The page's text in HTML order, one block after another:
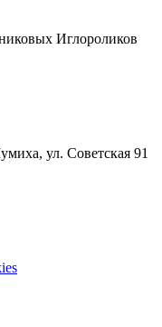
Иглороликов
ул. Советская 91